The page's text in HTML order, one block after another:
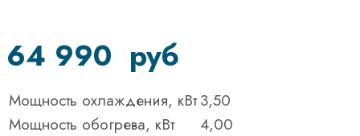
64 990 руб
Мощность охлаждения, кВт3,50
Мощность обогрева, кВт
4,00